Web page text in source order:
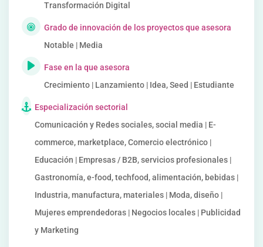
Transformación Digital
Grado de innovación de los proyectos que asesora
Notable | Media
Fase en la que asesora
Crecimiento | Lanzamiento | Idea, Seed | Estudiante
Especialización sectorial
Comunicación y Redes sociales, social media | E-
commerce, marketplace, Comercio electrónico |
Educación | Empresas / B2B, servicios profesionales |
Gastronomía, e-food, techfood, alimentación, bebidas |
Industria, manufactura, materiales | Moda, diseño |
Mujeres emprendedoras | Negocios locales | Publicidad
y Marketing